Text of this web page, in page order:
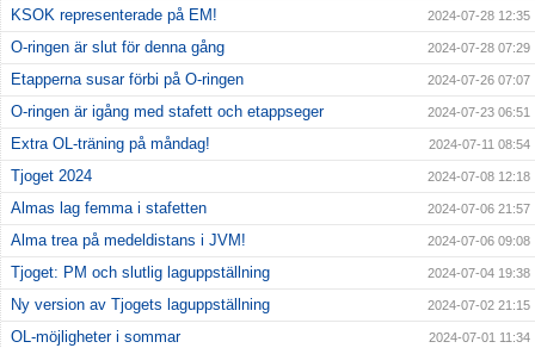
KSOK representerade på EM! 2024-07-28 12:35
O-ringen är slut för denna gång 2024-07-28 07:29
Etapperna susar förbi på O-ringen 2024-07-26 07:07
O-ringen är igång med stafett och etappseger 2024-07-23 06:51
Extra OL-träning på måndag! 2024-07-11 08:54
Tjoget 2024 2024-07-08 12:18
Almas lag femma i stafetten 2024-07-06 21:57
Alma trea på medeldistans i JVM! 2024-07-06 09:08
Tjoget: PM och slutlig laguppställning 2024-07-04 19:38
Ny version av Tjogets laguppställning 2024-07-02 21:15
OL-möjligheter i sommar 2024-07-01 11:34